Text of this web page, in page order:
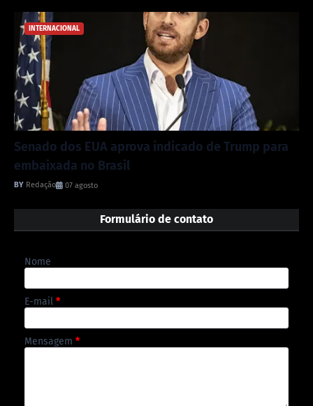
INTERNACIONAL
Senado dos EUA aprova indicado de Trump para
embaixada no Brasil
Redação 07 agosto
Formulário de contato
Nome
E-mail *
Mensagem *